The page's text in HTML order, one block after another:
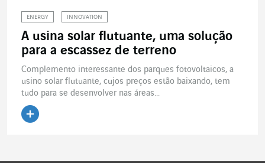
ENERGY INNOVATION
A usina solar flutuante, uma solução
para a escassez de terreno
Complemento interessante dos parques fotovoltaicos, a
usino solar flutuante, cujos preços estão baixando, tem
tudo para se desenvolver nas áreas...